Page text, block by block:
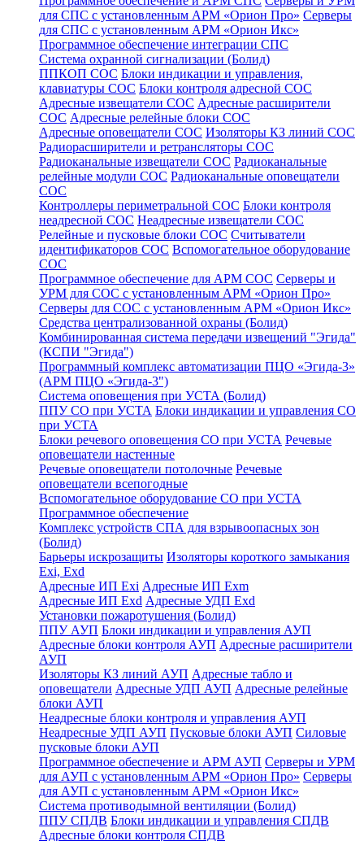
для СПС с установленным АРМ «Орион Про» Серверы
для СПС с установленным АРМ «Орион Икс»
Программное обеспечение интеграции СПС
Система охранной сигнализации (Болид)
ППКОП СОС Блоки индикации и управления,
клавиатуры СОС Блоки контроля адресной СОС
Адресные извещатели СОС Адресные расширители
СОС Адресные релейные блоки СОС
Адресные оповещатели СОС Изоляторы КЗ линий СОС
Радиорасширители и ретрансляторы СОС
Радиоканальные извещатели СОС Радиоканальные
релейные модули СОС Радиоканальные оповещатели
СОС
Контроллеры периметральной СОС Блоки контроля
неадресной СОС Неадресные извещатели СОС
Релейные и пусковые блоки СОС Считыватели
идентификаторов СОС Вспомогательное оборудование
СОС
Программное обеспечение для АРМ СОС Серверы и
УРМ для СОС с установленным АРМ «Орион Про»
Серверы для СОС с установленным АРМ «Орион Икс»
Средства централизованной охраны (Болид)
Комбинированная система передачи извещений "Эгида"
(КСПИ "Эгида")
Программный комплекс автоматизации ПЦО «Эгида-3»
(АРМ ПЦО «Эгида-3")
Система оповещения при УСТА (Болид)
ППУ СО при УСТА Блоки индикации и управления СО
при УСТА
Блоки речевого оповещения СО при УСТА Речевые
оповещатели настенные
Речевые оповещатели потолочные Речевые
оповещатели всепогодные
Вспомогательное оборудование СО при УСТА
Программное обеспечение
Комплекс устройств СПА для взрывоопасных зон
(Болид)
Барьеры искрозащиты Изоляторы короткого замыкания
Exi, Exd
Адресные ИП Exi Адресные ИП Exm
Адресные ИП Exd Адресные УДП Exd
Установки пожаротушения (Болид)
ППУ АУП Блоки индикации и управления АУП
Адресные блоки контроля АУП Адресные расширители
АУП
Изоляторы КЗ линий АУП Адресные табло и
оповещатели Адресные УДП АУП Адресные релейные
блоки АУП
Неадресные блоки контроля и управления АУП
Неадресные УДП АУП Пусковые блоки АУП Силовые
пусковые блоки АУП
Программное обеспечение и АРМ АУП Серверы и УРМ
для АУП с установленным АРМ «Орион Про» Серверы
для АУП с установленным АРМ «Орион Икс»
Система противодымной вентиляции (Болид)
ППУ СПДВ Блоки индикации и управления СПДВ
Адресные блоки контроля СПДВ